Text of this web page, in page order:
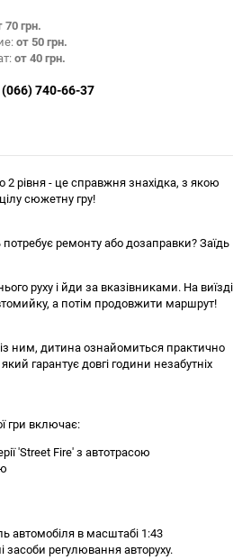
70 грн.
от 50 грн.
от 40 грн.
740-66-37
2 рівня - це справжня знахідка, з якою
сюжетну гру!
ремонту або дозаправки? Заїдь
руху і йди за вказівниками. На виїзді
а потім продовжити маршрут!
ним, дитина ознайомиться практично
гарантує довгі години незабутніх
гри включає:
'Street Fire' з автотрасою
автомобіля в масштабі 1:43
засоби регулювання авторуху.